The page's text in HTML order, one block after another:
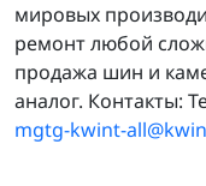
мировых
ремонт любой
продажа шин и
аналог. Контакты:
mgtg-kwint-